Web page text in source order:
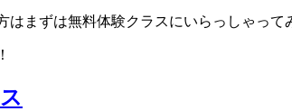
まずは無料体験クラスにいらっしゃって